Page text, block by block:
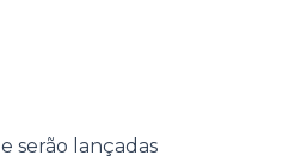
serão lançadas